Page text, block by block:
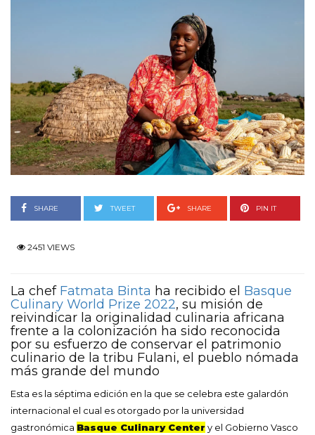
SHARE TWEET SHARE PIN IT
2451 VIEWS
La chef Fatmata Binta ha recibido el Basque
Culinary World Prize 2022, su misión de
reivindicar la originalidad culinaria africana
frente a la colonización ha sido reconocida
por su esfuerzo de conservar el patrimonio
culinario de la tribu Fulani, el pueblo nómada
más grande del mundo
Esta es la séptima edición en la que se celebra este galardón
internacional el cual es otorgado por la universidad
gastronómica Basque Culinary Center y el Gobierno Vasco